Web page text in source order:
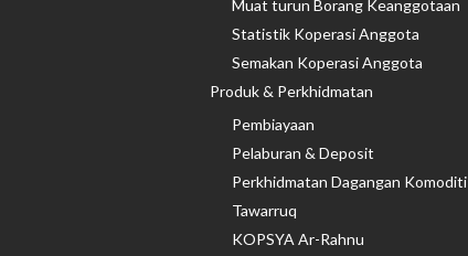
Muat turun Borang Keanggotaan
Statistik Koperasi Anggota
Semakan Koperasi Anggota​
Produk & Perkhidmatan
Pembiayaan
Pelaburan & Deposit
Perkhidmatan Dagangan Komoditi
Tawarruq
KOPSYA Ar-Rahnu